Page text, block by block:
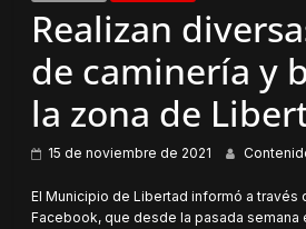
Realizan
de caminería y
la zona de
15 de noviembre de 2021
El Municipio de Libertad informó a través
Facebook, que desde la pasada